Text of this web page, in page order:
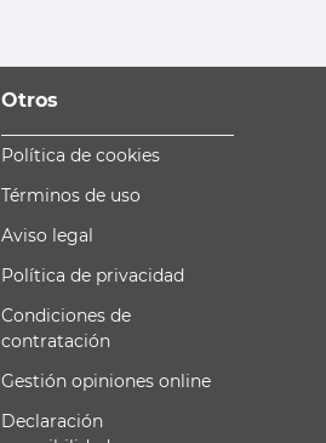
Otros
Política de cookies
Términos de uso
Aviso legal
Política de privacidad
Condiciones de
contratación
Gestión opiniones online
Declaración